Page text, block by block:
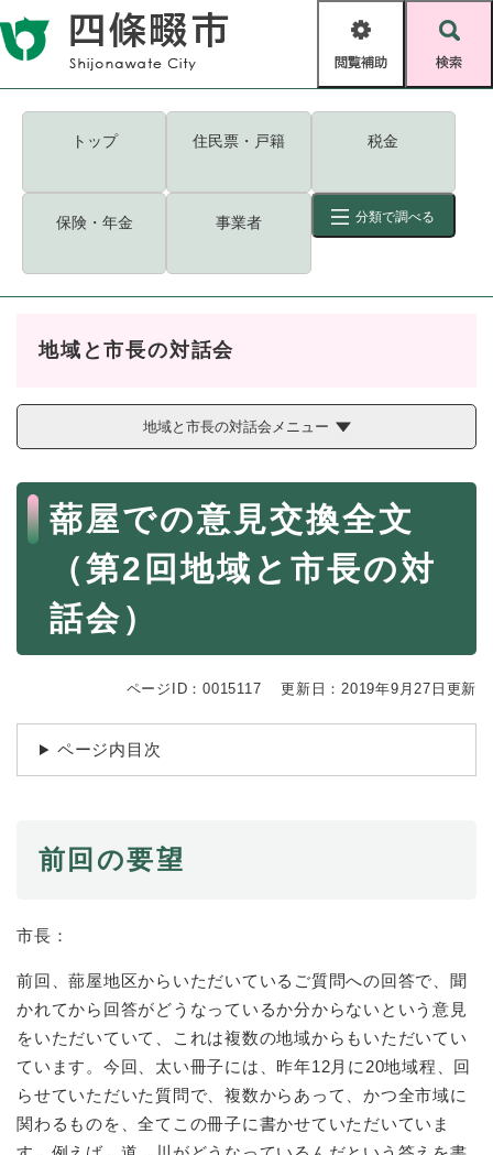
ー
ジ
メニューを飛ばして本文へ
閲
Foreign language
読み上げ・ふりがな
文字サイズ 拡大 背景色変更 白 黒 青
キーワード 検索
検索
トップ 住民票・戸籍 税金
保険・年金 事業者 分類で調べる
ら
し
・
き
の
メ
ニ
を
ひ
く
登録・届け出・証明
マイナンバー
税金
住まい
おくやみ
防災・安全
防
災
・
安
全
子育て・教育
子
育
地域と市長の対話会
地域と市長の対話会メニュー
本
文
蔀屋での意見交換全文
（第2回地域と市長の対
話会）
ページID：0015117 更新日：2019年9月27日更新
ページ内目次
前回の要望
市長：
前回、蔀屋地区からいただいているご質問への回答で、聞
かれてから回答がどうなっているか分からないという意見
をいただいていて、これは複数の地域からもいただいてい
ています。今回、太い冊子には、昨年12月に20地域程、回
らせていただいた質問で、複数からあって、かつ全市域に
関わるものを、全てこの冊子に書かせていただいていま